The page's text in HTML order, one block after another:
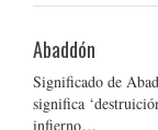
Abaddón
Significado de
significa
infierno…